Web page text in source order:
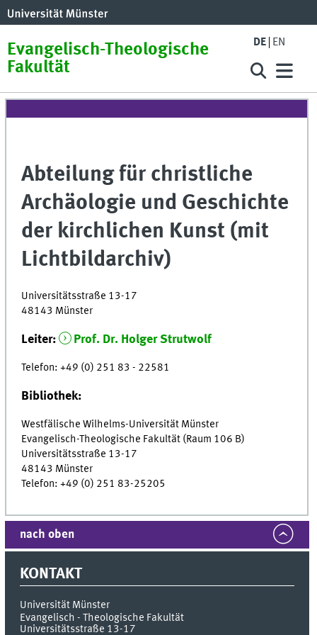
Evangelisch-Theologische
Fakultät
DE EN
Abteilung für christliche
Archäologie und Geschichte
der kirchlichen Kunst (mit
Lichtbildarchiv)
Universitätsstraße 13-17
48143 Münster
Leiter: Prof. Dr. Holger Strutwolf
Telefon: +49 (0) 251 83 - 22581
Bibliothek:
Westfälische Wilhelms-Universität Münster
Evangelisch-Theologische Fakultät (Raum 106 B)
Universitätsstraße 13-17
48143 Münster
Telefon: +49 (0) 251 83-25205
nach oben
KONTAKT
Universität Münster
Evangelisch - Theologische Fakultät
Universitätsstraße 13-17